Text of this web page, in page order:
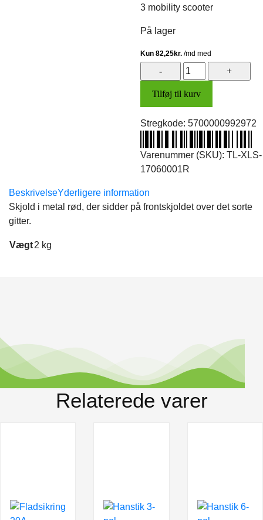
3 mobility scooter
På lager
3-
kant
skjold,
for
øv.
rød)
antal
Tilføj til kurv
Stregkode: 5700000992972
Varenummer (SKU): TL-XLS-
17060001R
BeskrivelseYderligere information
Skjold i metal rød, der sidder på frontskjoldet over det sorte
gitter.
Vægt2 kg
Relaterede varer